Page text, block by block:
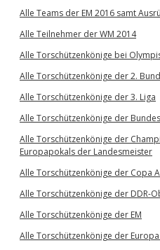
Alle Teams der EM 2016 samt
Alle Teilnehmer der WM 2014
Alle Torschützenkönige bei
Alle Torschützenkönige der 2.
Alle Torschützenkönige der 3. Liga
Alle Torschützenkönige der
Alle Torschützenkönige der
Europapokals der Landesmeister
Alle Torschützenkönige der Copa
Alle Torschützenkönige der DDR-
Alle Torschützenkönige der EM
Alle Torschützenkönige der